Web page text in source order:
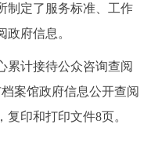
制定了服务标准、工作
府信息。
计接待公众咨询查阅
案馆政府信息公开查阅
印和打印文件8页。